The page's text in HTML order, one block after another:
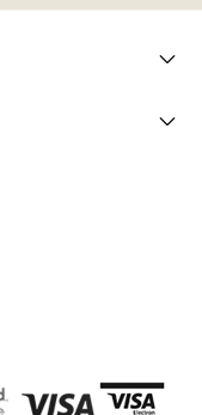

